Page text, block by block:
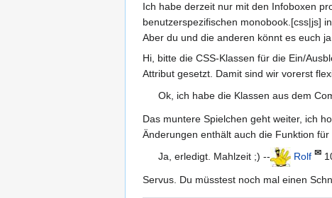
Ich habe derzeit nur mit den Infoboxen
benutzerspezifischen monobook.[css|js]
Aber du und die anderen könnt es euch
Hi, bitte die CSS-Klassen für die Ein/
Attribut gesetzt. Damit sind wir vorerst
Ok, ich habe die Klassen aus dem
Das muntere Spielchen geht weiter, ich
Änderungen enthält auch die Funktion
Ja, erledigt. Mahlzeit ;) --
Rolf ✉
Servus. Du müsstest noch mal einen